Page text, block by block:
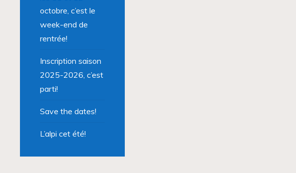
octobre, c’est le
week-end de
rentrée!
Inscription saison
2025-2026, c’est
parti!
Save the dates!
L’alpi cet été!